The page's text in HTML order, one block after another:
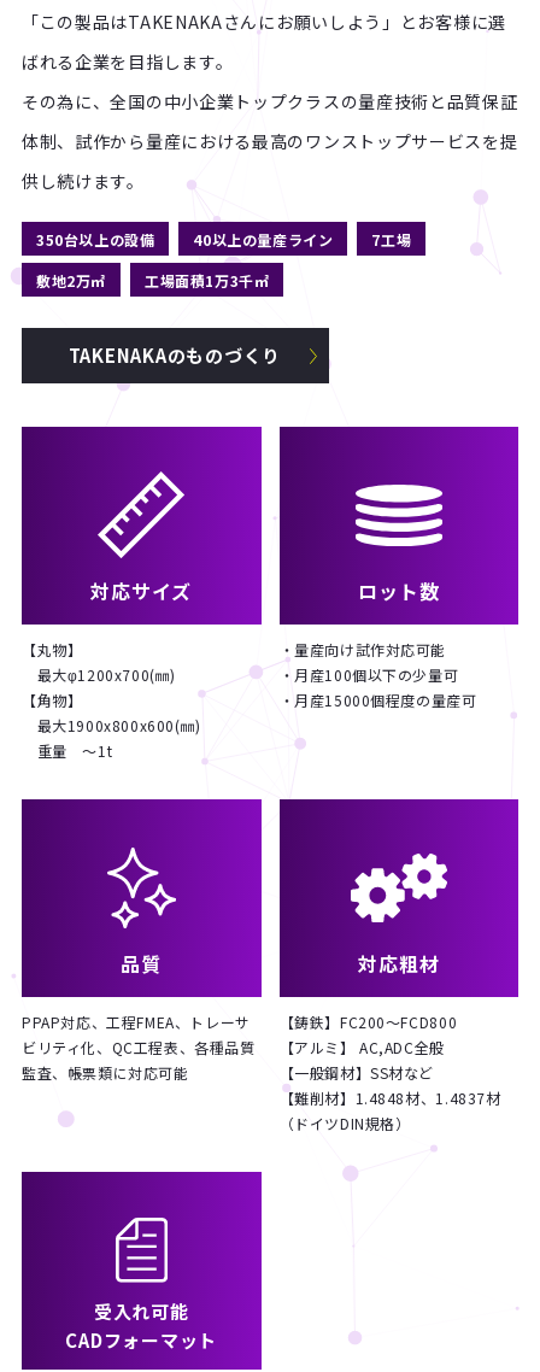
「この製品はTAKENAKAさんにお願いしよう」とお客様に選
ばれる企業を目指します。
その為に、全国の中小企業トップクラスの量産技術と品質保証
体制、 試作から量産における最高のワンストップサービスを提
供し続けます。
350台以上の設備 40以上の量産ライン
7工場
敷地2万㎡
工場面積1万3千㎡
TAKENAKAのものづくり
対応サイズ
【丸物】
最大φ1200x700(㎜)
【角物】
最大1900x800x600(㎜)
重量 ～1t
ロット数
・量産向け試作対応可能
・月産100個以下の少量可
・月産15000個程度の量産可
品質
PPAP対応、工程FMEA、トレーサ
ビリティ化、QC工程表、各種品質
監査、帳票類に対応可能
対応粗材
【鋳鉄】FC200～FCD800
【アルミ】 AC,ADC全般
【一般鋼材】SS材など
【難削材】1.4848材、1.4837材
（ドイツDIN規格）
受入れ可能
CADフォーマット